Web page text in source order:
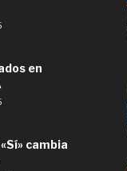
en
cambia